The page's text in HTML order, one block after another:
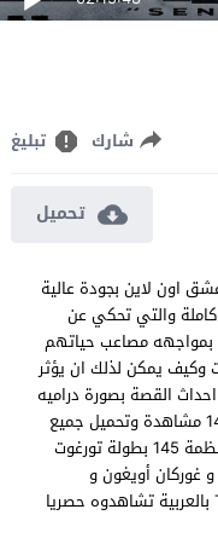
شارك تبليغ
تحميل
145 مترجم قصة عشق اون لاين بجودة عالية
النقاء تدور احداث قصة المنظمة حلقة 145 كاملة والتي تحكي عن
بمواجهه مصاعب حياتهم
وكيف يمكن لذلك ان يؤثر
القصة بصورة دراميه
ومثيره المنظمة الموسم الخامس الحلقة 145 مشاهدة وتحميل جميع
حلقات مسلسل الاكشن والدراما التركي المنظمة 145 بطولة تورغوت
غوركان أويغون و
تشاجلار أرطغرل و إزجي سينلر Teşkilat 145 بالعربية تشاهدوه حصريا